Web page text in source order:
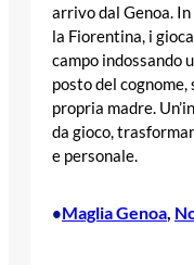
arrivo dal Genoa.
la Fiorentina, i
campo indossando
posto del
propria madre.
da gioco,
e personale.
•Maglia Genoa